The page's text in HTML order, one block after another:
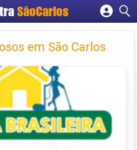
SãoCarlos
Cadastrar empresa
Criar conta
em São Carlos